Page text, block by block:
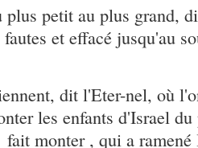
petit au plus grand,
et effacé jusqu'au
dit l'Eter-nel, où
les enfants d'Israel
monter , qui a ramené